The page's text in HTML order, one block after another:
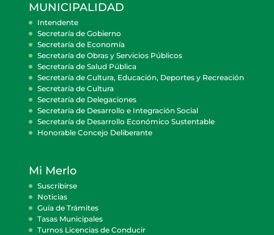
MUNICIPALIDAD
Intendente
Secretaría de Gobierno
Secretaría de Economía
Secretaría de Obras y Servicios Públicos
Secretaría de Salud Pública
Secretaría de Cultura, Educación, Deportes y Recreación
Secretaría de Cultura
Secretaría de Delegaciones
Secretaría de Desarrollo e Integración Social
Secretaría de Desarrollo Económico Sustentable
Honorable Concejo Deliberante
Mi Merlo
Suscribirse
Noticias
Guía de Trámites
Tasas Municipales
Turnos Licencias de Conducir